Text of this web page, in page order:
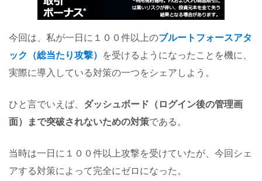
今回は、私が一日に１００件以上のブルートフォースアタ
ック（総当たり攻撃）
を受けるようになったことを機に、
実際に導入している対策の一つをシェアしよう。
ひと言でいえば、 ダッシュボード（ログイン後の管理画
面）まで突破されないための対策である。
当時は一日に１００件以上攻撃を受けていたが、今回シェ
アする対策によって完全にゼロになった。